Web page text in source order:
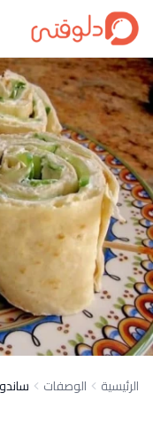
الرئيسية الوصفات